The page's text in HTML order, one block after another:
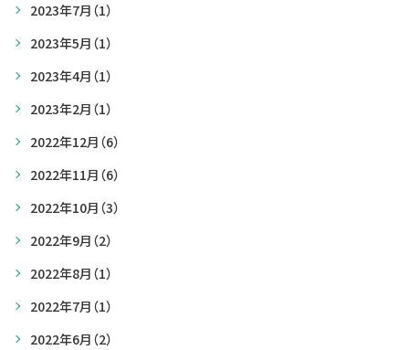
2023年7月 （1）
2023年5月 （1）
2023年4月 （1）
2023年2月 （1）
2022年12月 （6）
2022年11月 （6）
2022年10月 （3）
2022年9月 （2）
2022年8月 （1）
2022年7月 （1）
2022年6月 （2）